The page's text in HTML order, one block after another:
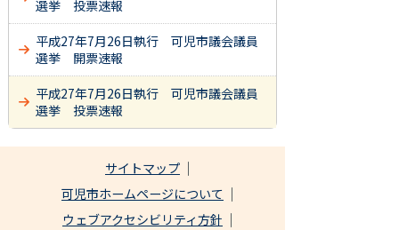
選挙 投票速報
平成27年7月26日執行 可児市議会議員
選挙 開票速報
平成27年7月26日執行 可児市議会議員
選挙 投票速報
サイトマップ
可児市ホームページについて
ウェブアクセシビリティ方針